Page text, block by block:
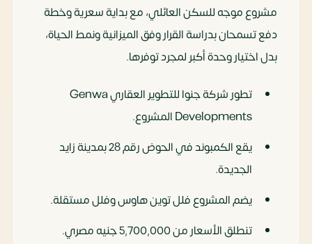
مشروع موجه للسكن العائلي، مع بداية سعرية وخطة
دفع تسمحان بدراسة القرار وفق الميزانية ونمط الحياة،
بدل اختيار وحدة أكبر لمجرد توفرها.
تطور شركة جنوا للتطوير العقاري Genwa
Developments المشروع.
يقع الكمبوند في الحوض رقم 28 بمدينة زايد
الجديدة.
يضم المشروع فلل توين هاوس وفلل مستقلة.
تنطلق الأسعار من 5,700,000 جنيه مصري.